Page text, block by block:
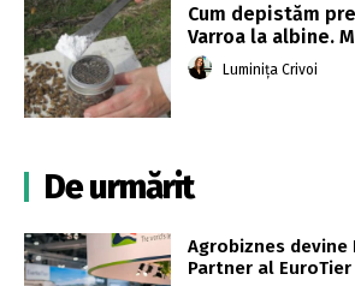
Cum depistăm
Varroa la albine.
Luminița Crivoi
De urmărit
Agrobiznes devine
Partner al EuroTier